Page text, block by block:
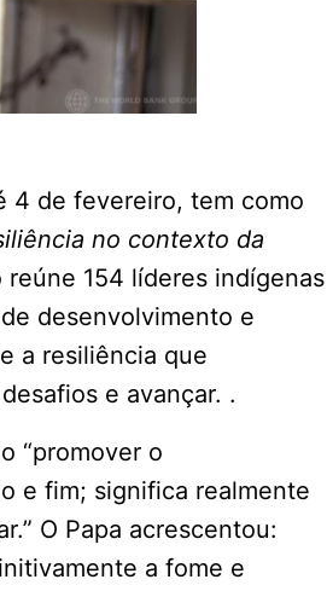
4 de fevereiro, tem como
no contexto da
154 líderes indígenas
desenvolvimento e
a resiliência que
e avançar. .
“promover o
e fim; significa realmente
O Papa acrescentou:
a fome e